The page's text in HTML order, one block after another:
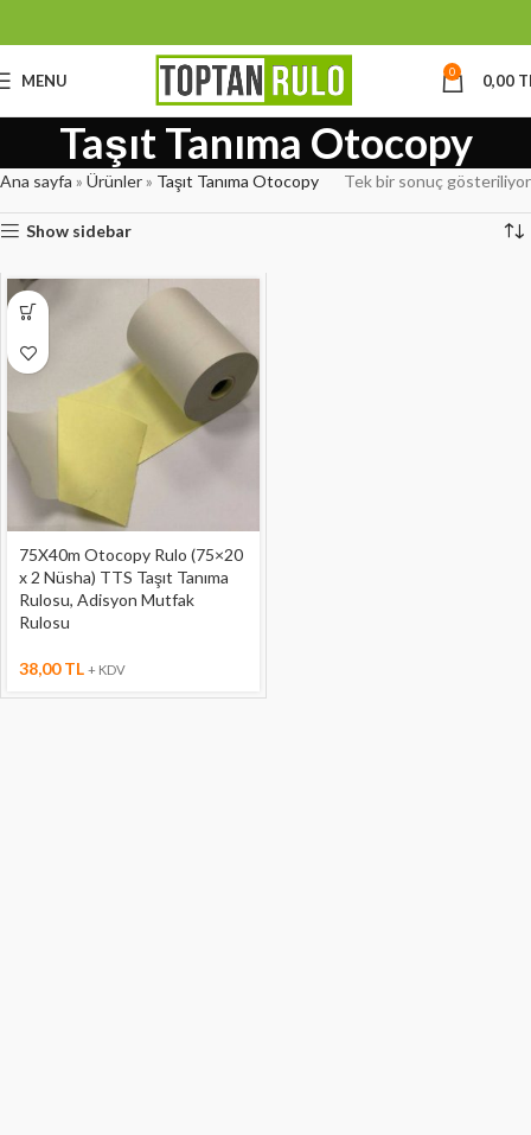
MENU 0 0,00
Taşıt Tanıma Otocopy
Ana sayfa » Ürünler» Taşıt Tanıma Otocopy Tek bir sonuç gösteriliyor
Show sidebar
75X40m Otocopy Rulo (75×20
x 2 Nüsha) TTS Taşıt Tanıma
Rulosu, Adisyon Mutfak
Rulosu
38,00TL + KDV